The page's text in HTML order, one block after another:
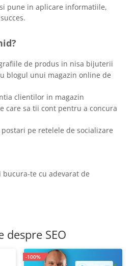
pune in aplicare informatiile,
de produs in nisa bijuterii
blogul unui magazin online de
clientilor in magazin
care sa tii cont pentru a concura
pe retelele de socializare
bucura-te cu adevarat de
SEO
-100%